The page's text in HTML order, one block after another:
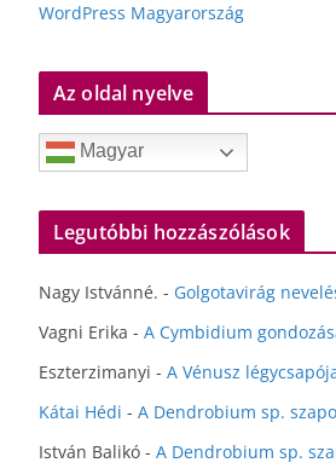
WordPress Magyarország
Az oldal nyelve
Magyar
Legutóbbi hozzászólások
Nagy Istvánné. - Golgotavirág
Vagni Erika - A Cymbidium
Eszterzimanyi - A Vénusz
Kátai Hédi - A Dendrobium sp.
István Balikó - A Dendrobium sp.